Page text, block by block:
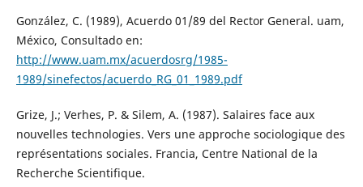
González, C. (1989), Acuerdo 01/89 del Rector General. uam,
México, Consultado en:
http://www.uam.mx/acuerdosrg/1985-
1989/sinefectos/acuerdo_RG_01_1989.pdf
Grize, J.; Verhes, P. & Silem, A. (1987). Salaires face aux
nouvelles technologies. Vers une approche sociologique des
représentations sociales. Francia, Centre National de la
Recherche Scientifique.